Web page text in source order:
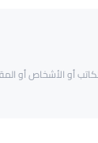
أو الأشخاص أو